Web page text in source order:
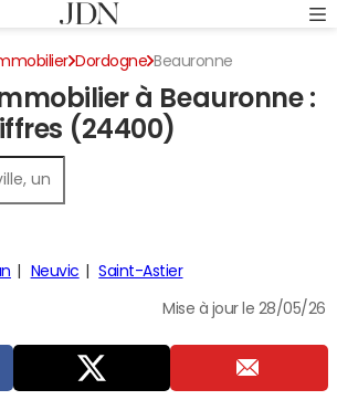
Dordogne Beauronne
à Beauronne :
(24400)
Neuvic Saint-Astier
Mise à jour le 28/05/26